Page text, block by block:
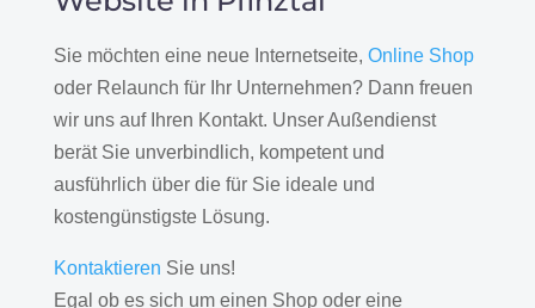
Sie möchten eine neue Internetseite, Online Shop
oder Relaunch für Ihr Unternehmen? Dann freuen
wir uns auf Ihren Kontakt. Unser Außendienst
berät Sie unverbindlich, kompetent und
ausführlich über die für Sie ideale und
kostengünstigste Lösung.
Kontaktieren Sie uns!
Egal ob es sich um einen Shop oder eine